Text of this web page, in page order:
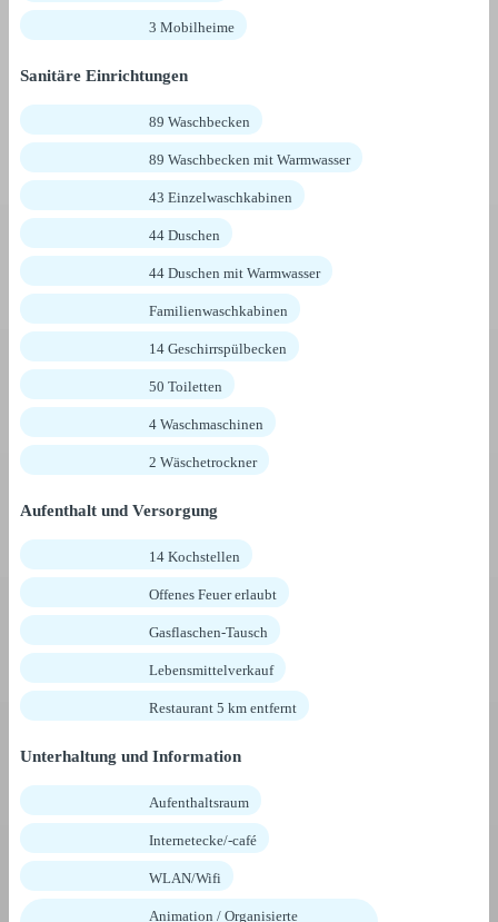
3 Mobilheime
Sanitäre Einrichtungen
89 Waschbecken
89 Waschbecken mit Warmwasser
43 Einzelwaschkabinen
44 Duschen
44 Duschen mit Warmwasser
Familienwaschkabinen
14 Geschirrspülbecken
50 Toiletten
4 Waschmaschinen
2 Wäschetrockner
Aufenthalt und Versorgung
14 Kochstellen
Offenes Feuer erlaubt
Gasflaschen-Tausch
Lebensmittelverkauf
Restaurant 5 km entfernt
Unterhaltung und Information
Aufenthaltsraum
Internetecke/-café
WLAN/Wifi
Animation / Organisierte